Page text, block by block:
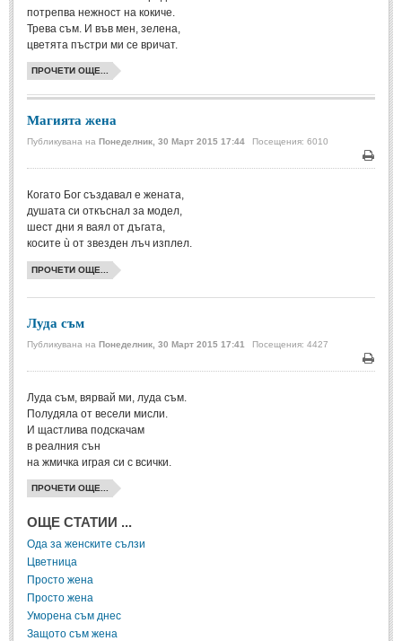
Мъдри мисли
Мъдрости за живота
Мъдрости за любовта
Мъдрости за щастието (5)
Мъдрости за приятелството
(41)
Древноримски афоризми
ФИЛОСОФИЯ
ФИЛОСОФИЯ
Философски мисли
(83)
Философия на любовта
ПРИТЧИ
ПРИТЧИ
Притчи за живота
Притчи за любовта
Притчи за приятелството
LATEST NEWS
потрепва нежност на кокиче.
Трева съм. И във мен, зелена,
цветята пъстри ми се вричат.
ПРОЧЕТИ ОЩЕ...
Магията жена
Публикувана на Понеделник, 30 Март 2015 17:44 Посещения: 6010
Печат
Когато Бог създавал е жената,
душата си откъснал за модел,
шест дни я ваял от дъгата,
косите ù от звезден лъч изплел.
ПРОЧЕТИ ОЩЕ...
Луда съм
Публикувана на Понеделник, 30 Март 2015 17:41 Посещения: 4427
Печат
Луда съм, вярвай ми, луда съм.
Полудяла от весели мисли.
И щастлива подскачам
в реалния сън
на жмичка играя си с всички.
ПРОЧЕТИ ОЩЕ...
ОЩЕ СТАТИИ ...
Ода за женските сълзи
Цветница
Просто жена
Просто жена
Уморена съм днес
Защото съм жена